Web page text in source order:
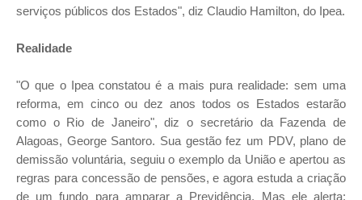
serviços públicos dos Estados", diz Claudio Hamilton, do Ipea.
Realidade
"O que o Ipea constatou é a mais pura realidade: sem uma
reforma, em cinco ou dez anos todos os Estados estarão
como o Rio de Janeiro", diz o secretário da Fazenda de
Alagoas, George Santoro. Sua gestão fez um PDV, plano de
demissão voluntária, seguiu o exemplo da União e apertou as
regras para concessão de pensões, e agora estuda a criação
de um fundo para amparar a Previdência. Mas ele alerta: